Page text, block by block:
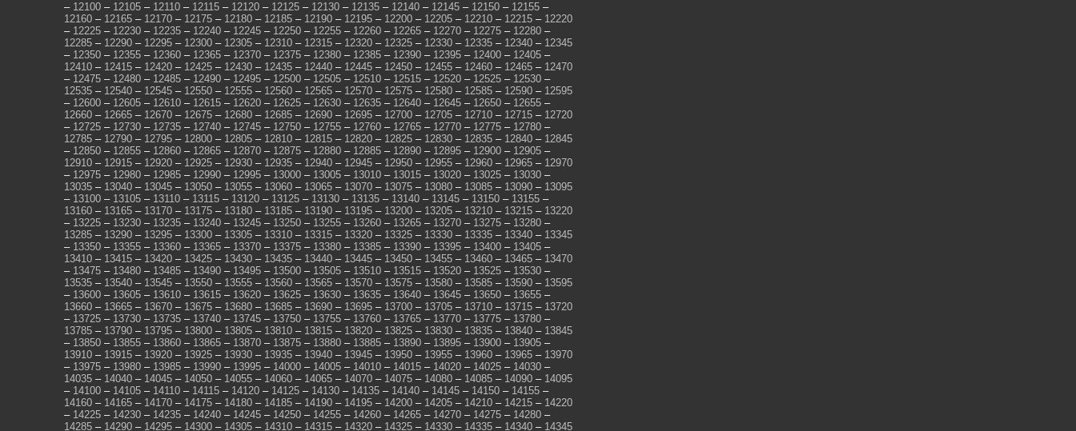
– 12100 – 12105 – 12110 – 12115 – 12120 – 12125 – 12130 – 12135 – 12140 – 12145 – 12150 – 12155 –
12160 – 12165 – 12170 – 12175 – 12180 – 12185 – 12190 – 12195 – 12200 – 12205 – 12210 – 12215 – 12220
– 12225 – 12230 – 12235 – 12240 – 12245 – 12250 – 12255 – 12260 – 12265 – 12270 – 12275 – 12280 –
12285 – 12290 – 12295 – 12300 – 12305 – 12310 – 12315 – 12320 – 12325 – 12330 – 12335 – 12340 – 12345
– 12350 – 12355 – 12360 – 12365 – 12370 – 12375 – 12380 – 12385 – 12390 – 12395 – 12400 – 12405 –
12410 – 12415 – 12420 – 12425 – 12430 – 12435 – 12440 – 12445 – 12450 – 12455 – 12460 – 12465 – 12470
– 12475 – 12480 – 12485 – 12490 – 12495 – 12500 – 12505 – 12510 – 12515 – 12520 – 12525 – 12530 –
12535 – 12540 – 12545 – 12550 – 12555 – 12560 – 12565 – 12570 – 12575 – 12580 – 12585 – 12590 – 12595
– 12600 – 12605 – 12610 – 12615 – 12620 – 12625 – 12630 – 12635 – 12640 – 12645 – 12650 – 12655 –
12660 – 12665 – 12670 – 12675 – 12680 – 12685 – 12690 – 12695 – 12700 – 12705 – 12710 – 12715 – 12720
– 12725 – 12730 – 12735 – 12740 – 12745 – 12750 – 12755 – 12760 – 12765 – 12770 – 12775 – 12780 –
12785 – 12790 – 12795 – 12800 – 12805 – 12810 – 12815 – 12820 – 12825 – 12830 – 12835 – 12840 – 12845
– 12850 – 12855 – 12860 – 12865 – 12870 – 12875 – 12880 – 12885 – 12890 – 12895 – 12900 – 12905 –
12910 – 12915 – 12920 – 12925 – 12930 – 12935 – 12940 – 12945 – 12950 – 12955 – 12960 – 12965 – 12970
– 12975 – 12980 – 12985 – 12990 – 12995 – 13000 – 13005 – 13010 – 13015 – 13020 – 13025 – 13030 –
13035 – 13040 – 13045 – 13050 – 13055 – 13060 – 13065 – 13070 – 13075 – 13080 – 13085 – 13090 – 13095
– 13100 – 13105 – 13110 – 13115 – 13120 – 13125 – 13130 – 13135 – 13140 – 13145 – 13150 – 13155 –
13160 – 13165 – 13170 – 13175 – 13180 – 13185 – 13190 – 13195 – 13200 – 13205 – 13210 – 13215 – 13220
– 13225 – 13230 – 13235 – 13240 – 13245 – 13250 – 13255 – 13260 – 13265 – 13270 – 13275 – 13280 –
13285 – 13290 – 13295 – 13300 – 13305 – 13310 – 13315 – 13320 – 13325 – 13330 – 13335 – 13340 – 13345
– 13350 – 13355 – 13360 – 13365 – 13370 – 13375 – 13380 – 13385 – 13390 – 13395 – 13400 – 13405 –
13410 – 13415 – 13420 – 13425 – 13430 – 13435 – 13440 – 13445 – 13450 – 13455 – 13460 – 13465 – 13470
– 13475 – 13480 – 13485 – 13490 – 13495 – 13500 – 13505 – 13510 – 13515 – 13520 – 13525 – 13530 –
13535 – 13540 – 13545 – 13550 – 13555 – 13560 – 13565 – 13570 – 13575 – 13580 – 13585 – 13590 – 13595
– 13600 – 13605 – 13610 – 13615 – 13620 – 13625 – 13630 – 13635 – 13640 – 13645 – 13650 – 13655 –
13660 – 13665 – 13670 – 13675 – 13680 – 13685 – 13690 – 13695 – 13700 – 13705 – 13710 – 13715 – 13720
– 13725 – 13730 – 13735 – 13740 – 13745 – 13750 – 13755 – 13760 – 13765 – 13770 – 13775 – 13780 –
13785 – 13790 – 13795 – 13800 – 13805 – 13810 – 13815 – 13820 – 13825 – 13830 – 13835 – 13840 – 13845
– 13850 – 13855 – 13860 – 13865 – 13870 – 13875 – 13880 – 13885 – 13890 – 13895 – 13900 – 13905 –
13910 – 13915 – 13920 – 13925 – 13930 – 13935 – 13940 – 13945 – 13950 – 13955 – 13960 – 13965 – 13970
– 13975 – 13980 – 13985 – 13990 – 13995 – 14000 – 14005 – 14010 – 14015 – 14020 – 14025 – 14030 –
14035 – 14040 – 14045 – 14050 – 14055 – 14060 – 14065 – 14070 – 14075 – 14080 – 14085 – 14090 – 14095
– 14100 – 14105 – 14110 – 14115 – 14120 – 14125 – 14130 – 14135 – 14140 – 14145 – 14150 – 14155 –
14160 – 14165 – 14170 – 14175 – 14180 – 14185 – 14190 – 14195 – 14200 – 14205 – 14210 – 14215 – 14220
– 14225 – 14230 – 14235 – 14240 – 14245 – 14250 – 14255 – 14260 – 14265 – 14270 – 14275 – 14280 –
14285 – 14290 – 14295 – 14300 – 14305 – 14310 – 14315 – 14320 – 14325 – 14330 – 14335 – 14340 – 14345